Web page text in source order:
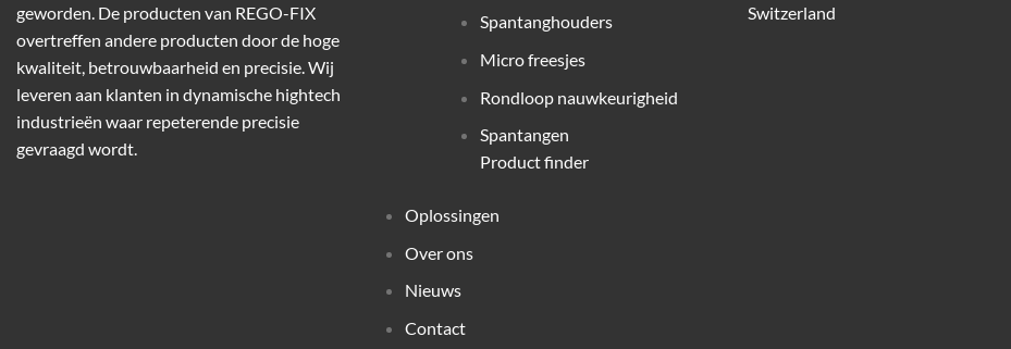
geworden. De producten van REGO-FIX
overtreffen andere producten door de hoge
kwaliteit, betrouwbaarheid en precisie. Wij
leveren aan klanten in dynamische hightech
industrieën waar repeterende precisie
gevraagd wordt.
Spantanghouders
Micro freesjes
Rondloop nauwkeurigheid
Spantangen
Product finder
Oplossingen
Over ons
Nieuws
Contact
Switzerland